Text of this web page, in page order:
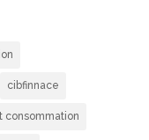
cibfinnace
consommation